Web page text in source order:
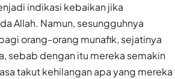
indikasi kebaikan jika
Allah. Namun, sesungguhnya
orang-orang munafik, sejatinya
sebab dengan itu mereka semakin
takut kehilangan apa yang mereka